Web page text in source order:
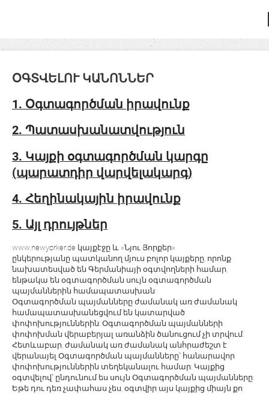
ՕԳՏՎԵԼՈՒ ԿԱՆՈՆՆԵՐ
1. Օգտագործման իրավունք
2. Պատասխանատվություն
3. Կայքի օգտագործման կարգը
(պարատդիր վարվելակարգ)
4. Հեղինակային իրավունք
5. Այլ դրույթներ
www.newyorker.de կայքէջը և «Նյու Յորքեր»
ընկերությանը պատկանող մյուս բոլոր կայքերը, որոնք
նախատեսված են Գերմանիայի օգտվողների համար,
ենթակա են օգտագործման սույն օգտագործման
պայմաններին համապատասխան:
Օգտագործման պայմանները ժամանակ առ ժամանակ
համապատասխանեցվում են կատարված
փոփոխություններին: Օգտագործման պայմանների
փոփոխման վերաբերյալ առանձին ծանուցում չի տրվում:
Հետևաբար, ժամանակ առ ժամանակ անհրաժեշտ է
վերանայել Օգտագործման պայմանները՝ հանարավոր
փոփոխություններին տեղեկանալու համար: Կայքից
օգտվելով՝ ընդունում ես սույն Օգտագործման պայմանները:
Եթե դու դեռ չափահաս չես, օգտվիր այս կայքից միայն քո